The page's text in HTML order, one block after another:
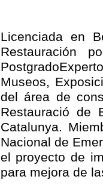
Licenciada en
Restauración
Museos,
del área de
Restauració de
Catalunya.
Nacional de
el proyecto de
para mejora de